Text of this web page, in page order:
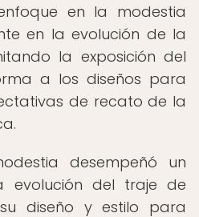
en la modestia
en la evolución de la
la exposición del
a los diseños para
de recato de la
desempeñó un
evolución del traje de
diseño y estilo para